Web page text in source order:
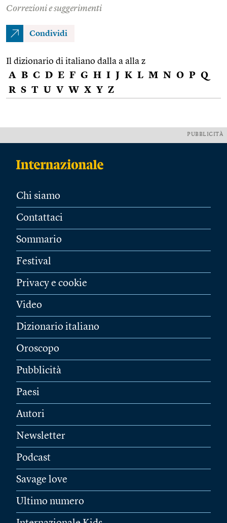
Correzioni e suggerimenti
Condividi
Il dizionario di italiano dalla a alla z
A B C D E F G H I J K L M N O P Q
R S T U V W X Y Z
PUBBLICITÀ
Chi siamo
Contattaci
Sommario
Festival
Privacy e cookie
Video
Dizionario italiano
Oroscopo
Pubblicità
Paesi
Autori
Newsletter
Podcast
Savage love
Ultimo numero